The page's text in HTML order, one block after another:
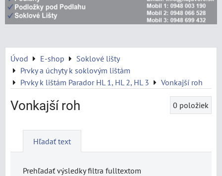
Úvod E-shop
Soklové lišty
Prvky a úchyty k soklovým lištám
Prvky k lištám Parador HL 1, HL 2, HL 3
Vonkajší roh
Vonkajší roh 0 položiek
Hľadať text
Prehľadať výsledky filtra fulltextom